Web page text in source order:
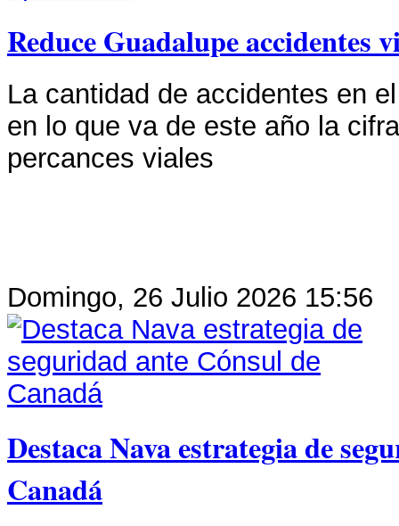
Reduce Guadalupe accidentes
La cantidad de accidentes en
en lo que va de este año la
percances viales
Domingo, 26 Julio 2026 15:56
Destaca Nava estrategia de
Canadá